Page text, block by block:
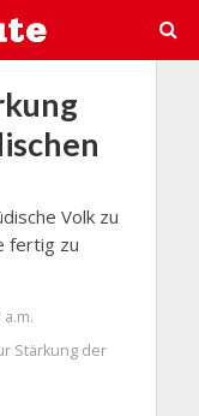
Volk zu
fertig zu
a.m.
Stärkung der